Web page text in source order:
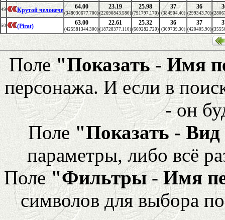
49 Крутой человече 64.00
(348030677.700)
23.19
(22690843.580)
25.98
(791797.170)
37
(384904.40)
36
(299343.70)
50 (Pirat) 63.00
(425581344.300)
22.61
(18728377.110)
25.32
(669282.720)
36
(309739.30)
37
(420405.90)
Поле"Показать - Имя
персонажа. И если в
- он
Поле "Показать -
параметры, либо всё
Поле"Фильтры - Имя
символов для выбора